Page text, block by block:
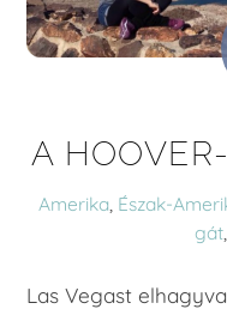
A
Amerika, Észak-
gát,
Las Vegast